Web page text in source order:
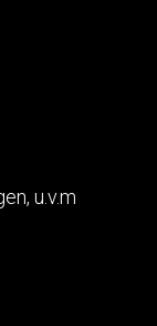
u.v.m